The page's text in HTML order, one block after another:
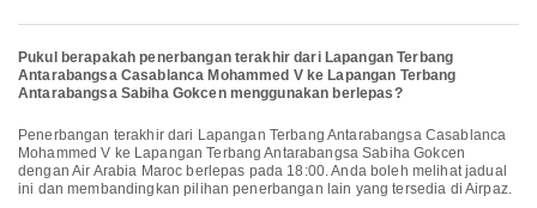
Pukul berapakah penerbangan terakhir dari Lapangan Terbang
Antarabangsa Casablanca Mohammed V ke Lapangan Terbang
Antarabangsa Sabiha Gokcen menggunakan berlepas?
Penerbangan terakhir dari Lapangan Terbang Antarabangsa Casablanca
Mohammed V ke Lapangan Terbang Antarabangsa Sabiha Gokcen
dengan Air Arabia Maroc berlepas pada 18:00. Anda boleh melihat jadual
ini dan membandingkan pilihan penerbangan lain yang tersedia di Airpaz.